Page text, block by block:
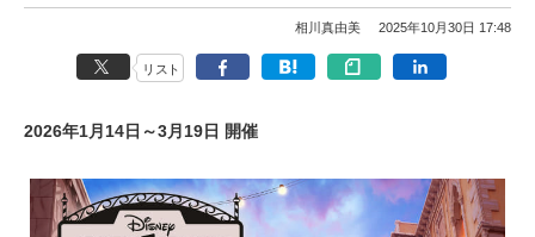
相川真由美 2025年10月30日 17:48
リスト
2026年1月14日～3月19日 開催